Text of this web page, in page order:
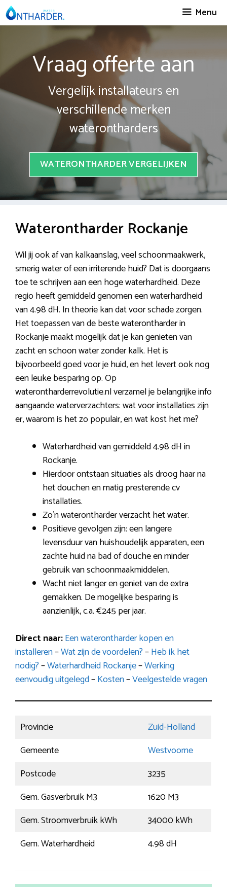
Spring
naar
Menu
Vraag offerte aan
Vergelijk installateurs en
verschillende merken
waterontharders
WATERONTHARDER VERGELIJKEN
Waterontharder Rockanje
Wil jij ook af van kalkaanslag, veel schoonmaakwerk,
smerig water of een irriterende huid? Dat is doorgaans
toe te schrijven aan een hoge waterhardheid. Deze
regio heeft gemiddeld genomen een waterhardheid
van 4.98 dH. In theorie kan dat voor schade zorgen.
Het toepassen van de beste waterontharder in
Rockanje maakt mogelijk dat je kan genieten van
zacht en schoon water zonder kalk. Het is
bijvoorbeeld goed voor je huid, en het levert ook nog
een leuke besparing op. Op
waterontharderrevolutie.nl verzamel je belangrijke info
aangaande waterverzachters: wat voor installaties zijn
er, waarom is het zo populair, en wat kost het me?
Waterhardheid van gemiddeld 4.98 dH in
Rockanje.
Hierdoor ontstaan situaties als droog haar na
het douchen en matig presterende cv
installaties.
Zo’n waterontharder verzacht het water.
Positieve gevolgen zijn: een langere
levensduur van huishoudelijk apparaten, een
zachte huid na bad of douche en minder
gebruik van schoonmaakmiddelen.
Wacht niet langer en geniet van de extra
gemakken. De mogelijke besparing is
aanzienlijk, c.a. €245 per jaar.
Direct naar:Een waterontharder kopen en
installeren–Wat zijn de voordelen?–Heb ik het
nodig?–Waterhardheid Rockanje–Werking
eenvoudig uitgelegd–Kosten–Veelgestelde vragen
Provincie
Zuid-Holland
Gemeente
Westvoorne
Postcode
3235
Gem. Gasverbruik M3
1620 M3
Gem. Stroomverbruik kWh
34000 kWh
Gem. Waterhardheid
4.98 dH